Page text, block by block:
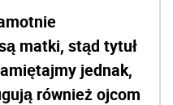
matki, stąd tytuł
jednak,
również ojcom